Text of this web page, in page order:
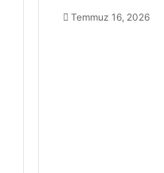
Temmuz 16, 2026